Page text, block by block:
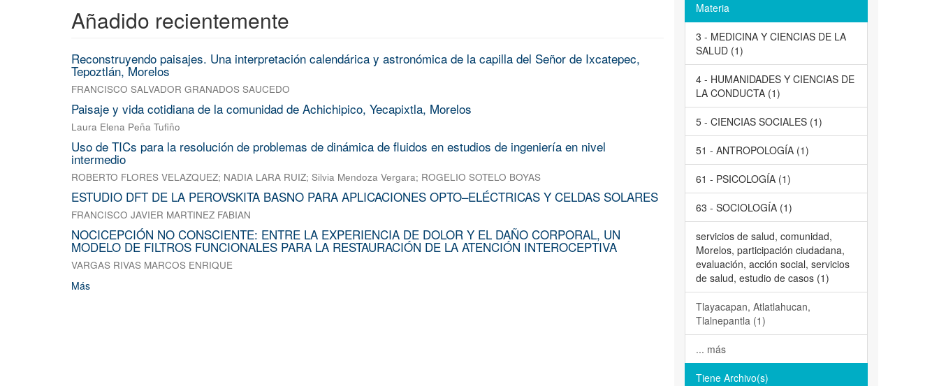
Añadido recientemente
Reconstruyendo paisajes. Una interpretación calendárica y astronómica de la capilla del Señor de Ixcatepec,
Tepoztlán, Morelos
FRANCISCO SALVADOR GRANADOS SAUCEDO
Paisaje y vida cotidiana de la comunidad de Achichipico, Yecapixtla, Morelos
Laura Elena Peña Tufiño
Uso de TICs para la resolución de problemas de dinámica de fluidos en estudios de ingeniería en nivel
intermedio
ROBERTO FLORES VELAZQUEZ; NADIA LARA RUIZ; Silvia Mendoza Vergara; ROGELIO SOTELO BOYAS
ESTUDIO DFT DE LA PEROVSKITA BASNO PARA APLICACIONES OPTO–ELÉCTRICAS Y CELDAS SOLARES
FRANCISCO JAVIER MARTINEZ FABIAN
NOCICEPCIÓN NO CONSCIENTE: ENTRE LA EXPERIENCIA DE DOLOR Y EL DAÑO CORPORAL, UN
MODELO DE FILTROS FUNCIONALES PARA LA RESTAURACIÓN DE LA ATENCIÓN INTEROCEPTIVA
VARGAS RIVAS MARCOS ENRIQUE
Más
Materia
3 - MEDICINA Y CIENCIAS DE LA
SALUD (1)
4 - HUMANIDADES Y CIENCIAS DE
LA CONDUCTA (1)
5 - CIENCIAS SOCIALES (1)
51 - ANTROPOLOGÍA (1)
61 - PSICOLOGÍA (1)
63 - SOCIOLOGÍA (1)
servicios de salud, comunidad,
Morelos, participación ciudadana,
evaluación, acción social, servicios
de salud, estudio de casos (1)
Tlayacapan, Atlatlahucan,
Tlalnepantla (1)
... más
Tiene Archivo(s)